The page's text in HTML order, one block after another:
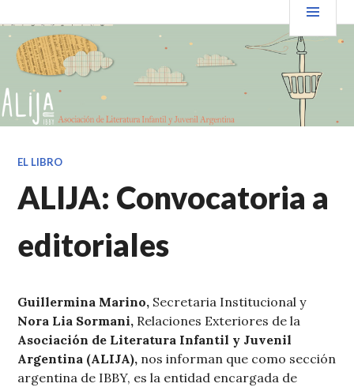
al
contenido.
VENDER+LIBROS NOTICIAS
EL LIBRO
ALIJA: Convocatoria a
editoriales
Guillermina Marino, Secretaria Institucional y
Nora Lia Sormani, Relaciones Exteriores de la
Asociación de Literatura Infantil y Juvenil
Argentina (ALIJA), nos informan que como sección
argentina de IBBY, es la entidad encargada de